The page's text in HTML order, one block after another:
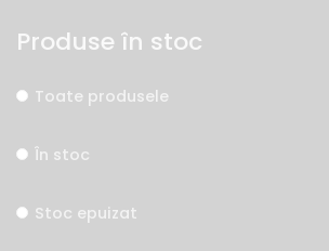
Produse în stoc
Toate produsele
În stoc
Stoc epuizat